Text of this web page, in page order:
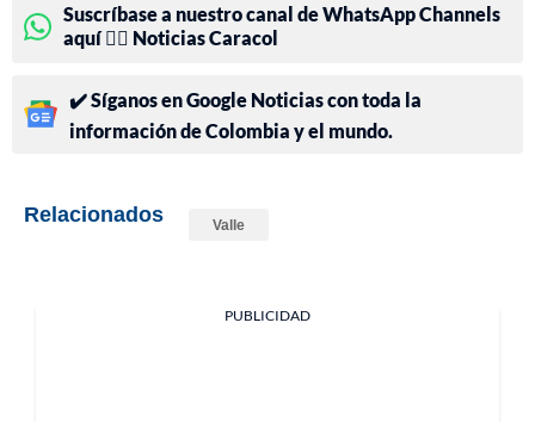
Suscríbase a nuestro canal de WhatsApp Channels
aquí 👉🏻 Noticias Caracol
✔️ Síganos en Google Noticias con toda la
información de Colombia y el mundo.
Relacionados Valle
PUBLICIDAD